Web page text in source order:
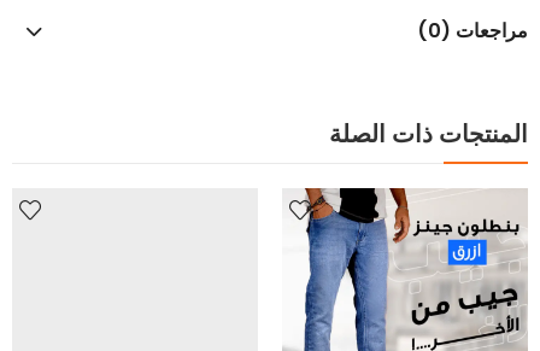
مراجعات (0)
المنتجات ذات الصلة